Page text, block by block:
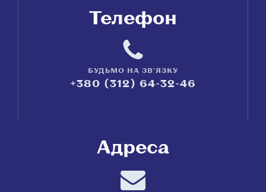
Телефон
БУДЬМО НА ЗВ'ЯЗКУ
+380 (312) 64-32-46
Адреса